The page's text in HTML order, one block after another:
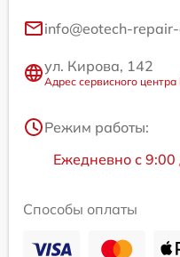
info@eotech-
ул. Кирова, 142
Адрес сервисного центра
Режим работы:
Ежедневно с 9:00
Способы оплаты